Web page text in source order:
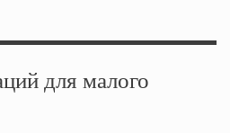
для малого